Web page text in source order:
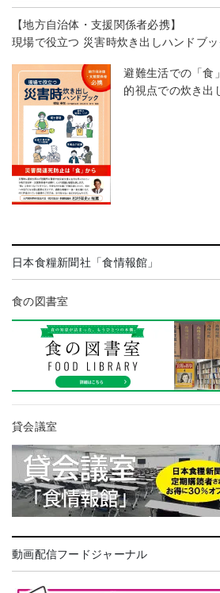
【地方自治体・支援関係者必携】
現場で役立つ 災害時炊き出しハンドブッ
避難生活での「食
的視点での炊き出
日本食糧新聞社「食情報館」
食の図書室
貸会議室
動画配信フードジャーナル